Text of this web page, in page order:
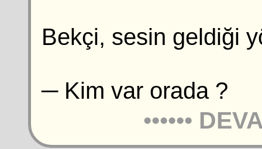
Bekçi, sesin geldiği
─ Kim var orada ?
••••••